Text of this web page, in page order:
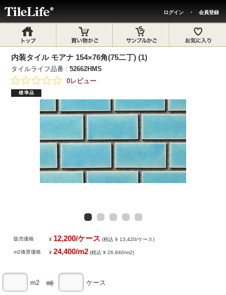
ログイン ・ 会員登録
内装タイル モアナ 154×76角(75二丁) (1)
タイルライフ品番 :52662HMS
0レビュー
標準品
販売価格 ¥ 12,200/ケース (税込 ¥ 13,420/ケース)
m2換算価格 ¥24,400/m2 (税込 ¥ 26,840/m2)
m2 ケース